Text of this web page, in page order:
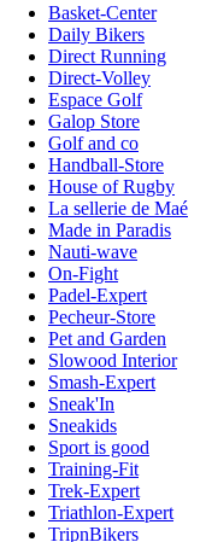
Basket-Center
Daily Bikers
Direct Running
Direct-Volley
Espace Golf
Galop Store
Golf and co
Handball-Store
House of Rugby
La sellerie de Maé
Made in Paradis
Nauti-wave
On-Fight
Padel-Expert
Pecheur-Store
Pet and Garden
Slowood Interior
Smash-Expert
Sneak'In
Sneakids
Sport is good
Training-Fit
Trek-Expert
Triathlon-Expert
TripnBikers